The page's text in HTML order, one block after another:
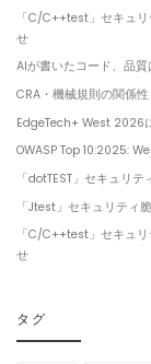
「C/C++test」セキュ
せ
AIが書いたコード、品
CRA・機械規則の関係
EdgeTech+ West 2026
OWASP Top 10:2025:
「dotTEST」セキュリ
「Jtest」セキュリティ
「C/C++test」セキュ
せ
タグ